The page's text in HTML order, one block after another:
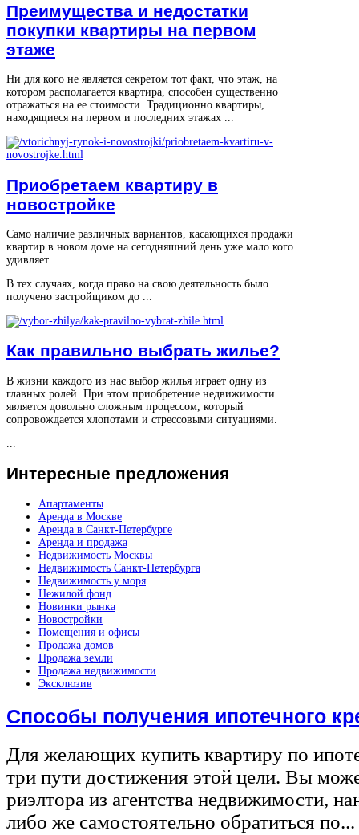
Преимущества и недостатки
покупки квартиры на первом
этаже
Ни для кого не является секретом тот факт, что этаж, на
котором располагается квартира, способен существенно
отражаться на ее стоимости. Традиционно квартиры,
находящиеся на первом и последних этажах ...
Приобретаем квартиру в
новостройке
Само наличие различных вариантов, касающихся продажи
квартир в новом доме на сегодняшний день уже мало кого
удивляет.
В тех случаях, когда право на свою деятельность было
получено застройщиком до ...
Как правильно выбрать жилье?
В жизни каждого из нас выбор жилья играет одну из
главных ролей. При этом приобретение недвижимости
является довольно сложным процессом, который
сопровождается хлопотами и стрессовыми ситуациями.
Интересные предложения
Апартаменты
Аренда в Москве
Аренда в Санкт-Петербурге
Аренда и продажа
Недвижимость Москвы
Недвижимость Санкт-Петербурга
Недвижимость у моря
Нежилой фонд
Новинки рынка
Новостройки
Помещения и офисы
Продажа домов
Продажа земли
Продажа недвижимости
Эксклюзив
Способы получения ипотечного
Для желающих купить квартиру по
три пути достижения этой цели. Вы
риэлтора из агентства недвижимости,
либо же самостоятельно обратиться по...